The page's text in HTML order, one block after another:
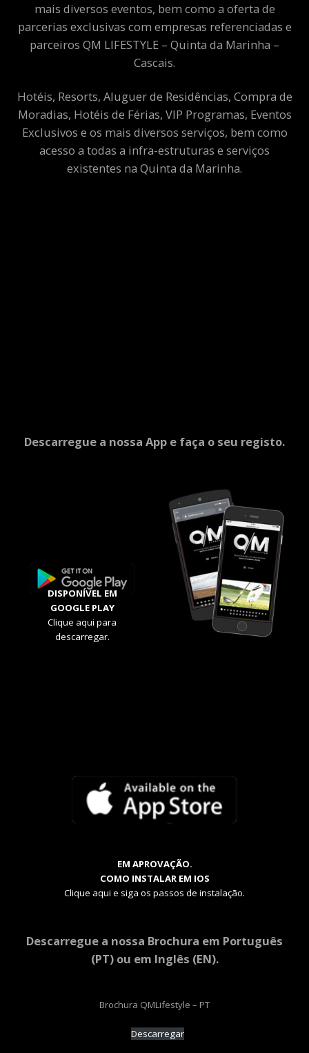
mais diversos eventos, bem como a oferta de
parcerias exclusivas com empresas referenciadas e
parceiros QM LIFESTYLE – Quinta da Marinha –
Cascais.
Hotéis, Resorts, Aluguer de Residências, Compra de
Moradias, Hotéis de Férias, VIP Programas, Eventos
Exclusivos e os mais diversos serviços, bem como
acesso a todas a infra-estruturas e serviços
existentes na Quinta da Marinha.
Descarregue a nossa App e faça o seu registo.
DISPONÍVEL EM
GOOGLE PLAY
Clique aqui para
descarregar.
EM APROVAÇÃO.
COMO INSTALAR EM IOS
Clique aqui e siga os passos de instalação.
Descarregue a nossa Brochura em Português
(PT) ou em Inglês (EN).
Brochura QMLifestyle – PT
Descarregar